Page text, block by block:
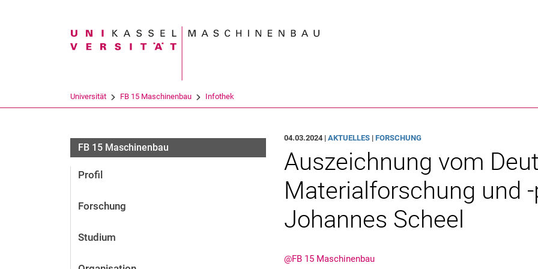
Suchbegriff
Universität FB 15 Maschinenbau Infothek
FB 15 Maschinenbau
Profil
Forschung
Studium
04.03.2024 |AKTUELLES |FORSCHUNG
Auszeichnung vom
Materialforschung und
Johannes Scheel
@FB 15 Maschinenbau